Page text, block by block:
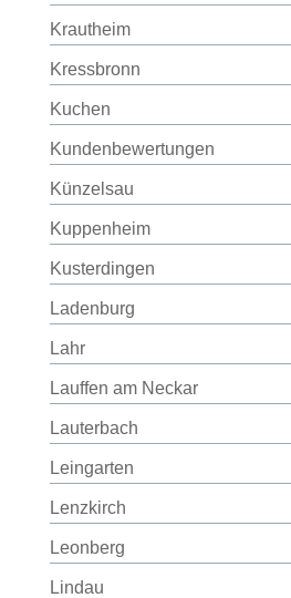
Krautheim
Kressbronn
Kuchen
Kundenbewertungen
Künzelsau
Kuppenheim
Kusterdingen
Ladenburg
Lahr
Lauffen am Neckar
Lauterbach
Leingarten
Lenzkirch
Leonberg
Lindau